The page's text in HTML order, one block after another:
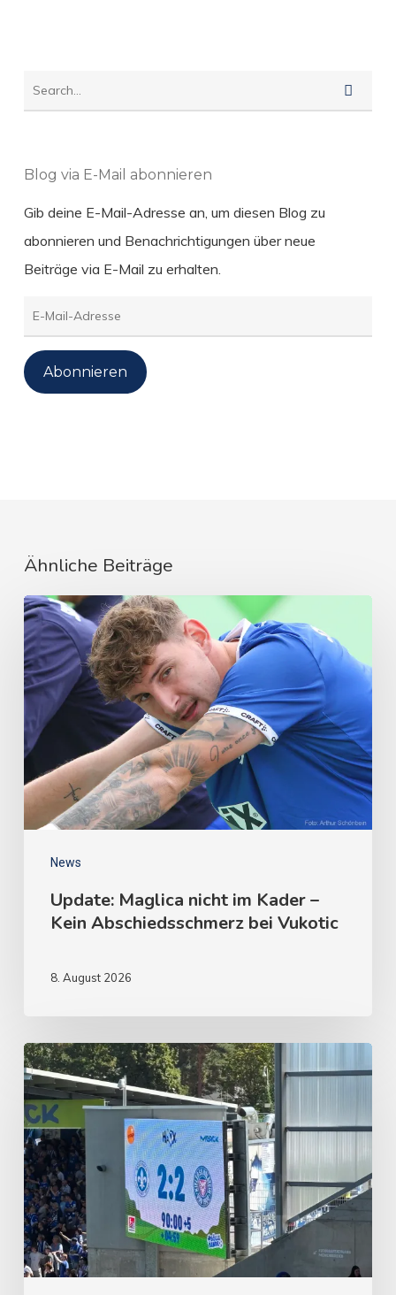
Blog via E-Mail abonnieren
Gib deine E-Mail-Adresse an, um diesen Blog zu
abonnieren und Benachrichtigungen über neue
Beiträge via E-Mail zu erhalten.
E-
Mail-
Adresse
Abonnieren
Ähnliche Beiträge
News
Update: Maglica nicht im Kader –
Kein Abschiedsschmerz bei Vukotic
8. August 2026